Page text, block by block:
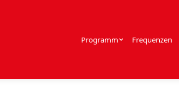
Programm Frequenzen